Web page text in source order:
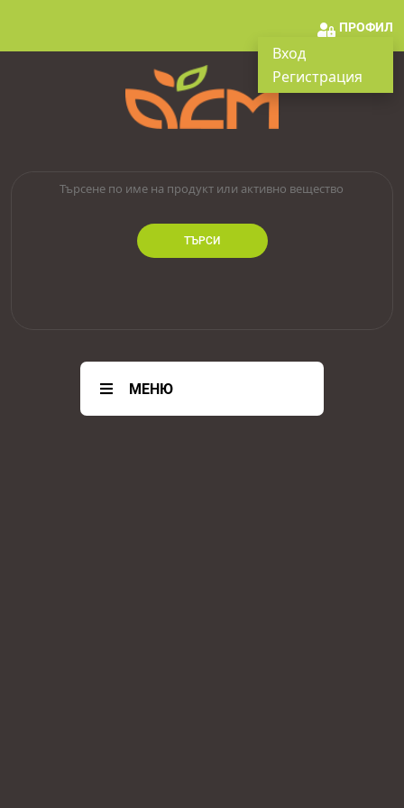
ПРОФИЛ
Вход
Регистрация
ТЪРСИ
МЕНЮ